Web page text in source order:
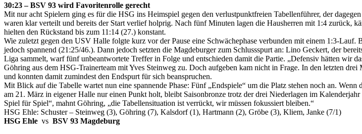
30:23 – BSV 93 wird Favoritenrolle gerecht
Mit nur acht Spielern ging es für die HSG ins Heimspiel gegen den verlustpunktfreien Tabellenführer, der
waren klar verteilt und bereits der Start verlief holprig. Nach fünf Minuten lagen die Hausherren mit 1:4 zurück,
hielten den Rückstand bis zum 11:14 (27.) konstant.
Wie zuletzt gegen den USV Halle folgte kurz vor der Pause eine Schwächephase verbunden mit einem 1:3-Lauf.
jedoch spannend (21:25/46.). Dann jedoch setzten die Magdeburger zum Schlussspurt an: Lino Geckert, der
Liga sammelt, warf fünf unbeantwortete Treffer in Folge und entschieden damit die Partie. „Defensiv hätten wir
Göhring aus dem HSG-Trainerteam mit Yves Steinweg zu. Doch aufgeben kam nicht in Frage. In den letzten
und konnten damit zumindest den Endspurt für sich beanspruchen.
Mit Blick auf die Tabelle wartet nun eine spannende Phase: Fünf „Endspiele“ um die Platz stehen noch an.
am 21. März in eigener Halle nur einen Punkt holt, bleibt Saisonbronze trotz der drei Niederlagen im
Spiel für Spiel“, mahnt Göhring, „die Tabellensituation ist verrückt, wir müssen fokussiert bleiben.“
HSG Ehle: Schuster – Steinweg (3), Göhring (7), Kalsdorf (1), Hartmann (2), Gröbe (3), Kliem, Janke (7/1)
HSG Ehle vs BSV 93 Magdeburg